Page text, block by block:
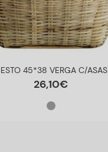
45*38 VERGA C/ASAS
26,10€